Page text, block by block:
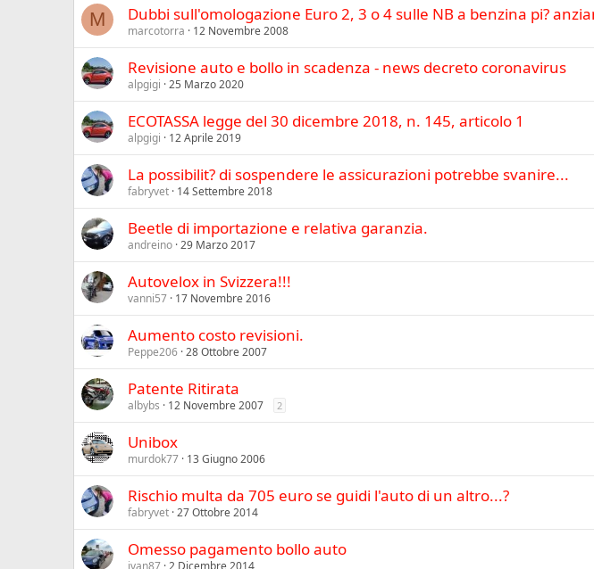
M Dubbi sull'omologazione Euro 2, 3 o 4 sulle NB a benzina pi?
marcotorra 12 Novembre 2008
Revisione auto e bollo in scadenza - news decreto coronavirus
alpgigi 25 Marzo 2020
ECOTASSA legge del 30 dicembre 2018, n. 145, articolo 1
alpgigi 12 Aprile 2019
La possibilit? di sospendere le assicurazioni potrebbe svanire...
fabryvet 14 Settembre 2018
Beetle di importazione e relativa garanzia.
andreino 29 Marzo 2017
Autovelox in Svizzera!!!
vanni57 17 Novembre 2016
Aumento costo revisioni.
Peppe206 28 Ottobre 2007
Patente Ritirata
albybs 12 Novembre 2007 2
Unibox
murdok77 13 Giugno 2006
Rischio multa da 705 euro se guidi l'auto di un altro...?
fabryvet 27 Ottobre 2014
Omesso pagamento bollo auto
ivan87 2 Dicembre 2014